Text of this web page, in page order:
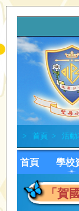
> 首頁 > 活動
首頁 學校
「賀